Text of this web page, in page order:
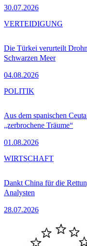
30.07.2026
Die Türkei verurteilt
Schwarzen Meer
04.08.2026
VERTEIDIGUNG
Aus dem spanischen
„zerbrochene Träume“
01.08.2026
POLITIK
Dankt China für die
Analysten
28.07.2026
WIRTSCHAFT